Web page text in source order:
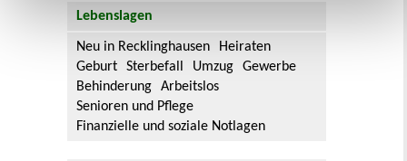
Lebenslagen
Neu in Recklinghausen
Heiraten
Geburt
Sterbefall Umzug
Gewerbe
Behinderung
Arbeitslos
Senioren und Pflege
Finanzielle und soziale Notlagen